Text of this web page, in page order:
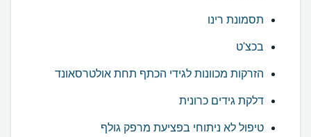
תסמונת רינו
בכצ'ט
הזרקות מכוונות לגידי הכתף תחת אולטרסאונד
דלקת גידים כרונית
טיפול לא ניתוחי בפציעת מרפק גולף